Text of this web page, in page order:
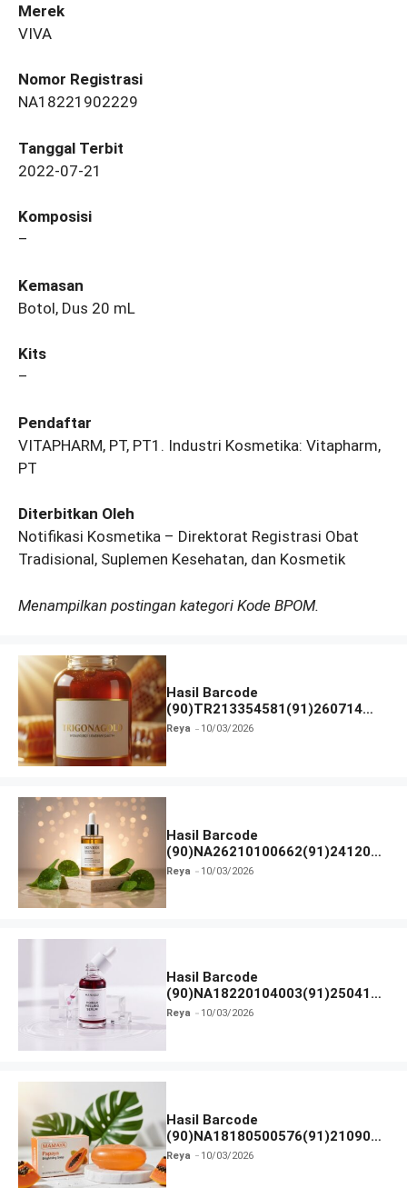
Merek
VIVA
Nomor Registrasi
NA18221902229
Tanggal Terbit
2022-07-21
Komposisi
–
Kemasan
Botol, Dus 20 mL
Kits
–
Pendaftar
VITAPHARM, PT, PT1. Industri Kosmetika: Vitapharm,
PT
Diterbitkan Oleh
Notifikasi Kosmetika – Direktorat Registrasi Obat
Tradisional, Suplemen Kesehatan, dan Kosmetik
Menampilkan postingan kategori Kode BPOM.
Hasil Barcode
(90)TR213354581(91)260714
dan Izin BPOM
Reya 10/03/2026
Hasil Barcode
(90)NA26210100662(91)241203
dan Izin BPOM
Reya 10/03/2026
Hasil Barcode
(90)NA18220104003(91)250418
dan Izin BPOM
Reya 10/03/2026
Hasil Barcode
(90)NA18180500576(91)210906
dan Izin BPOM
Reya 10/03/2026